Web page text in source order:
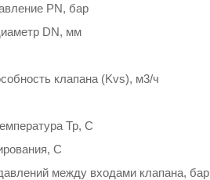
PN, бар
DN, мм
клапана (Kvs), м3/ч
Тр, С
С
между входами клапана, бар